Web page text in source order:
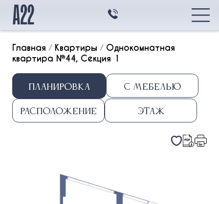
Главная
Квартиры
Транспортная
доступность
Квартиры
3k
Главная / Квартиры / Однокомнатная
квартира №44, Секция 1
Планировка С мебелью
Расположение Этаж